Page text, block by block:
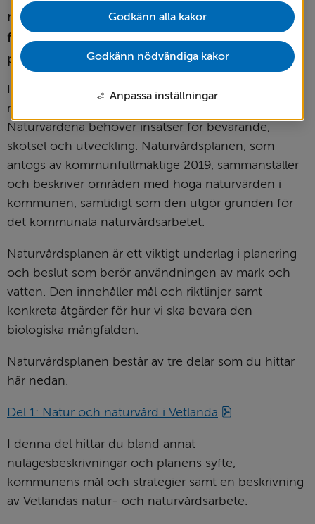
Godkänn alla kakor
Godkänn nödvändiga kakor
Anpassa inställningar
mångfalden och göra naturen mer tillgänglig
för invånare och besökare.Här finns övriga
planer och strategier för tekniska kontoret.
I Vetlanda kommun finns många värdefulla
naturområden med ett rikt växt- och djurliv.
Naturvärdena behöver insatser för bevarande,
skötsel och utveckling. Naturvårdsplanen, som
antogs av kommunfullmäktige 2019, sammanställer
och beskriver områden med höga naturvärden i
kommunen, samtidigt som den utgör grunden för
det kommunala naturvårdsarbetet.
Naturvårdsplanen är ett viktigt underlag i planering
och beslut som berör användningen av mark och
vatten. Den innehåller mål och riktlinjer samt
konkreta åtgärder för hur vi ska bevara den
biologiska mångfalden.
Naturvårdsplanen består av tre delar som du hittar
här nedan.
Del 1: Natur och naturvård i Vetlanda
I denna del hittar du bland annat
nulägesbeskrivningar och planens syfte,
kommunens mål och strategier samt en beskrivning
av Vetlandas natur- och naturvårdsarbete.